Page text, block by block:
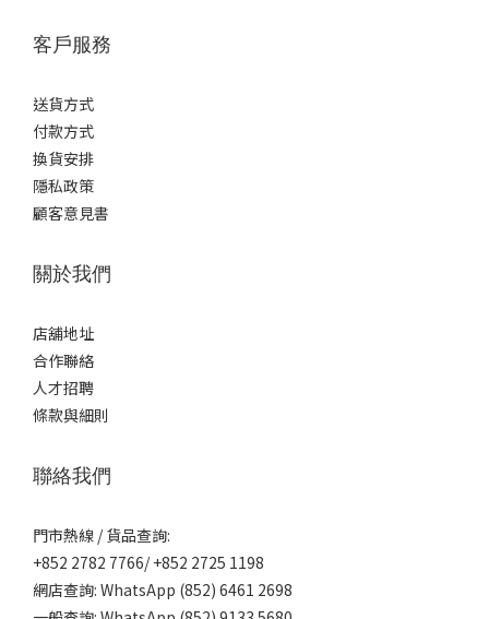
客戶服務
送貨方式
付款方式
換貨安排
隱私政策
顧客意見書
關於我們
店舖地址
合作聯絡
人才招聘
條款與細則
聯絡我們
門市熱線 / 貨品查詢:
+852 2782 7766/ +852 2725 1198
網店查詢: WhatsApp (852) 6461 2698